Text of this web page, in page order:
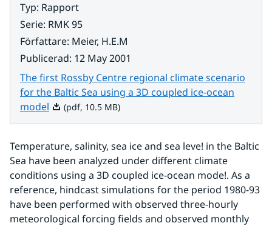
Typ: Rapport
Serie: RMK 95
Författare: Meier, H.E.M
Publicerad: 12 May 2001
The first Rossby Centre regional climate scenario
for the Baltic Sea using a 3D coupled ice-ocean
model Pdf, 10.5 MB.
(pdf, 10.5 MB)
Temperature, salinity, sea ice and sea leve! in the Baltic
Sea have been analyzed under different climate
conditions using a 3D coupled ice-ocean mode!. As a
reference, hindcast simulations for the period 1980-93
have been performed with observed three-hourly
meteorological forcing fields and observed monthly